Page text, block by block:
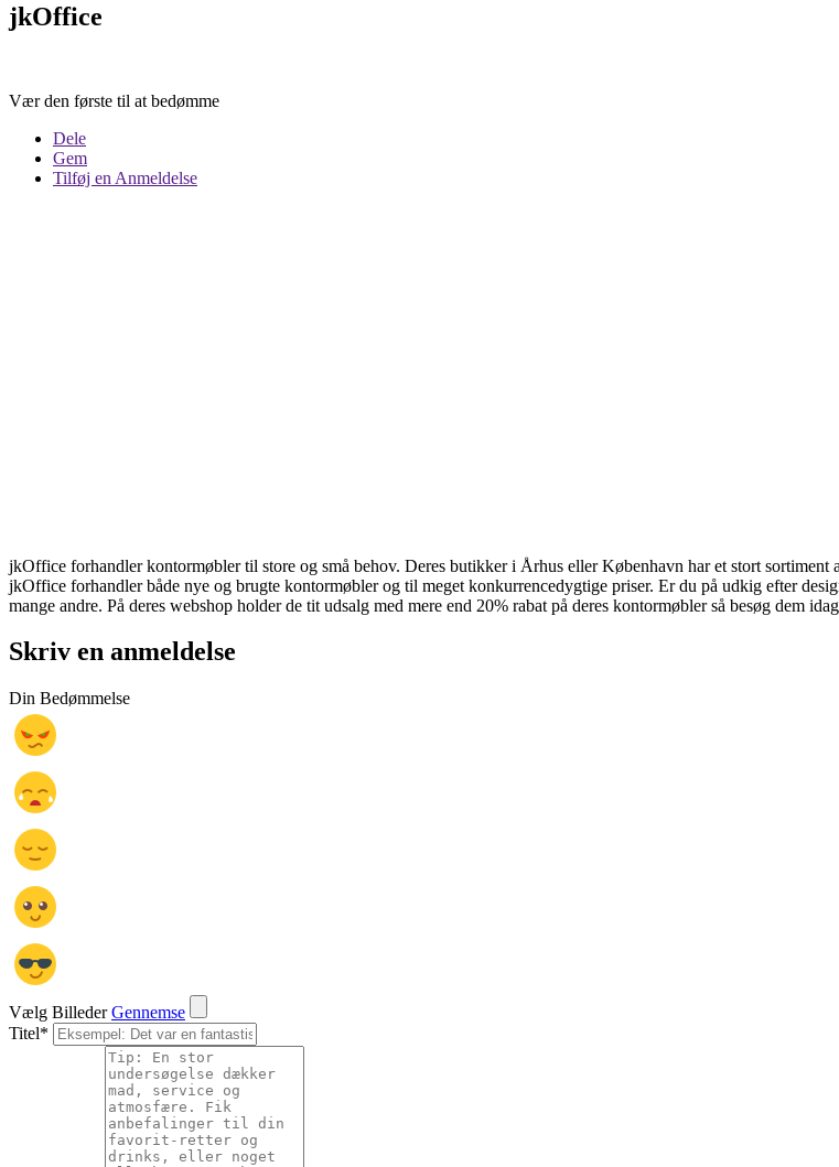
jkOffice
Vær den første til at bedømme
Dele
Gem
Tilføj en Anmeldelse
jkOffice forhandler kontormøbler til store og små behov. Deres butikker i Århus eller København har et stort
jkOffice forhandler både nye og brugte kontormøbler og til meget konkurrencedygtige priser. Er du på udkig efter
mange andre. På deres webshop holder de tit udsalg med mere end 20% rabat på deres kontormøbler så besøg dem
Skriv en anmeldelse
Din Bedømmelse
Vælg Billeder Gennemse
Titel*